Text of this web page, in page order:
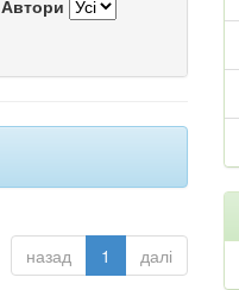
Автори
назад 1 далі